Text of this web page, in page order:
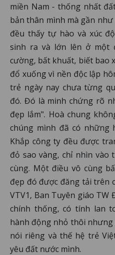
miền Nam - thống nhất
bản thân mình mà gần
đều thấy tự hào và xúc
sinh ra và lớn lên ở một
cường, bất khuất, biết bao
đổ xuống vì nền độc lập
trẻ ngày nay chưa từng
đó. Đó là minh chứng rõ
đẹp lắm". Hoà chung
chúng mình đã có những
Khắp công ty đều được
đỏ sao vàng, chỉ nhìn vào
cùng. Một điều vô cùng
đẹp đó được đăng tải trên
VTV1, Ban Tuyên giáo TW
chính thống, có tính lan
hành động nhỏ thôi
nói riêng và thế hệ trẻ
yêu đất nước mình.